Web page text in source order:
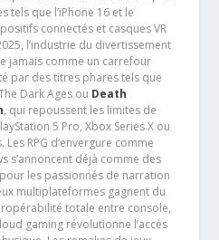
tels que l’iPhone 16 et le
connectés et casques VR
l’industrie du divertissement
jamais comme un carrefour
par des titres phares tels que
Dark Ages ou Death
, qui repoussent les limites de
5 Pro, Xbox Series X ou
RPG d’envergure comme
s’annoncent déjà comme des
les passionnés de narration
multiplateformes gagnent du
totale entre console,
gaming révolutionne l’accès